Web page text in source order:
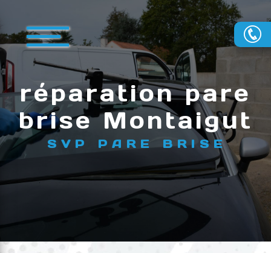
réparation pare
brise Montaigut
SVP PARE BRISE
Panneau de gestion des cookies